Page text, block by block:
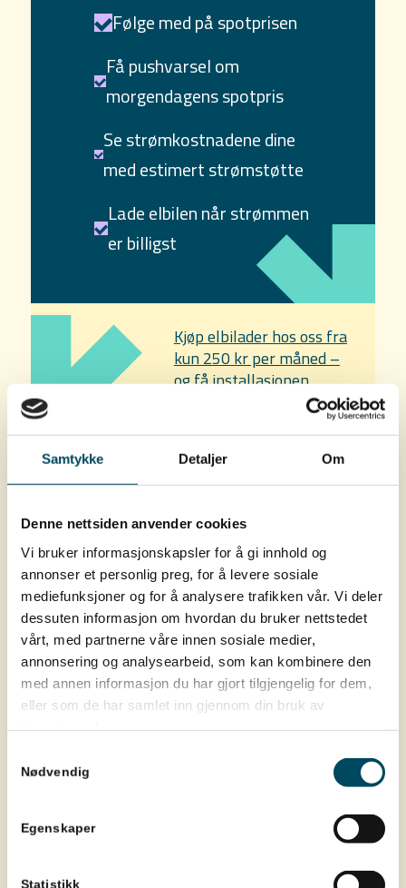
Samtykke Detaljer Om
Denne nettsiden anvender cookies
Vi bruker informasjonskapsler for å gi innhold og
annonser et personlig preg, for å levere sosiale
mediefunksjoner og for å analysere trafikken vår. Vi deler
dessuten informasjon om hvordan du bruker nettstedet
vårt, med partnerne våre innen sosiale medier,
annonsering og analysearbeid, som kan kombinere den
med annen informasjon du har gjort tilgjengelig for dem,
eller som de har samlet inn gjennom din bruk av
Nødvendig
Egenskaper
Statistikk
Følge med på spotprisen
Få pushvarsel om
morgendagens spotpris
Se strømkostnadene dine
med estimert strømstøtte
Lade elbilen når strømmen
er billigst
Smartlading – Styr
elbilladingen din i appen
Kjører du elbil eller ladbar hybrid? I appen får
du full oversikt over ladingen av bilen din i, og
koster.
Kjøp elbilader hos oss fra
kun 250 kr per måned –
og få installasjonen